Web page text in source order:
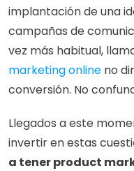
implantación de una
campañas de
marketing online no
conversión. No
Llegados a este
invertir en estas
a tener product